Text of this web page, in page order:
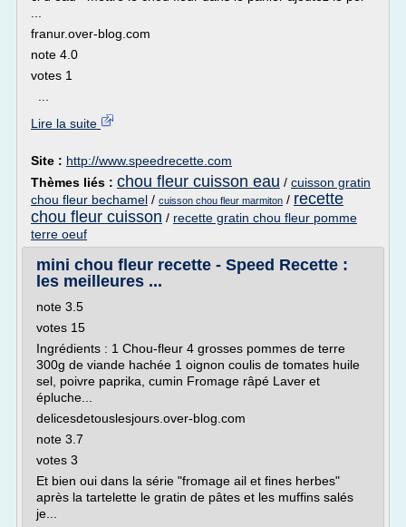
franur.over-blog.com
note 4.0
votes 1
Lire la suite
Site : http://www.speedrecette.com
Thèmes liés : chou fleur cuisson eau / cuisson gratin
chou fleur bechamel / cuisson chou fleur marmiton / recette
chou fleur cuisson / recette gratin chou fleur pomme
terre oeuf
mini chou fleur recette - Speed Recette :
les meilleures ...
note 3.5
votes 15
Ingrédients : 1 Chou-fleur 4 grosses pommes de terre
300g de viande hachée 1 oignon coulis de tomates huile
sel, poivre paprika, cumin Fromage râpé Laver et
épluche...
delicesdetouslesjours.over-blog.com
note 3.7
votes 3
Et bien oui dans la série "fromage ail et fines herbes"
après la tartelette le gratin de pâtes et les muffins salés
je...